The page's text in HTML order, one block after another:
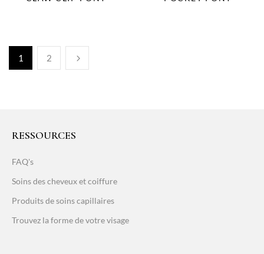
1 2
RESSOURCES
FAQ's
Soins des cheveux et coiffure
Produits de soins capillaires
Trouvez la forme de votre visage